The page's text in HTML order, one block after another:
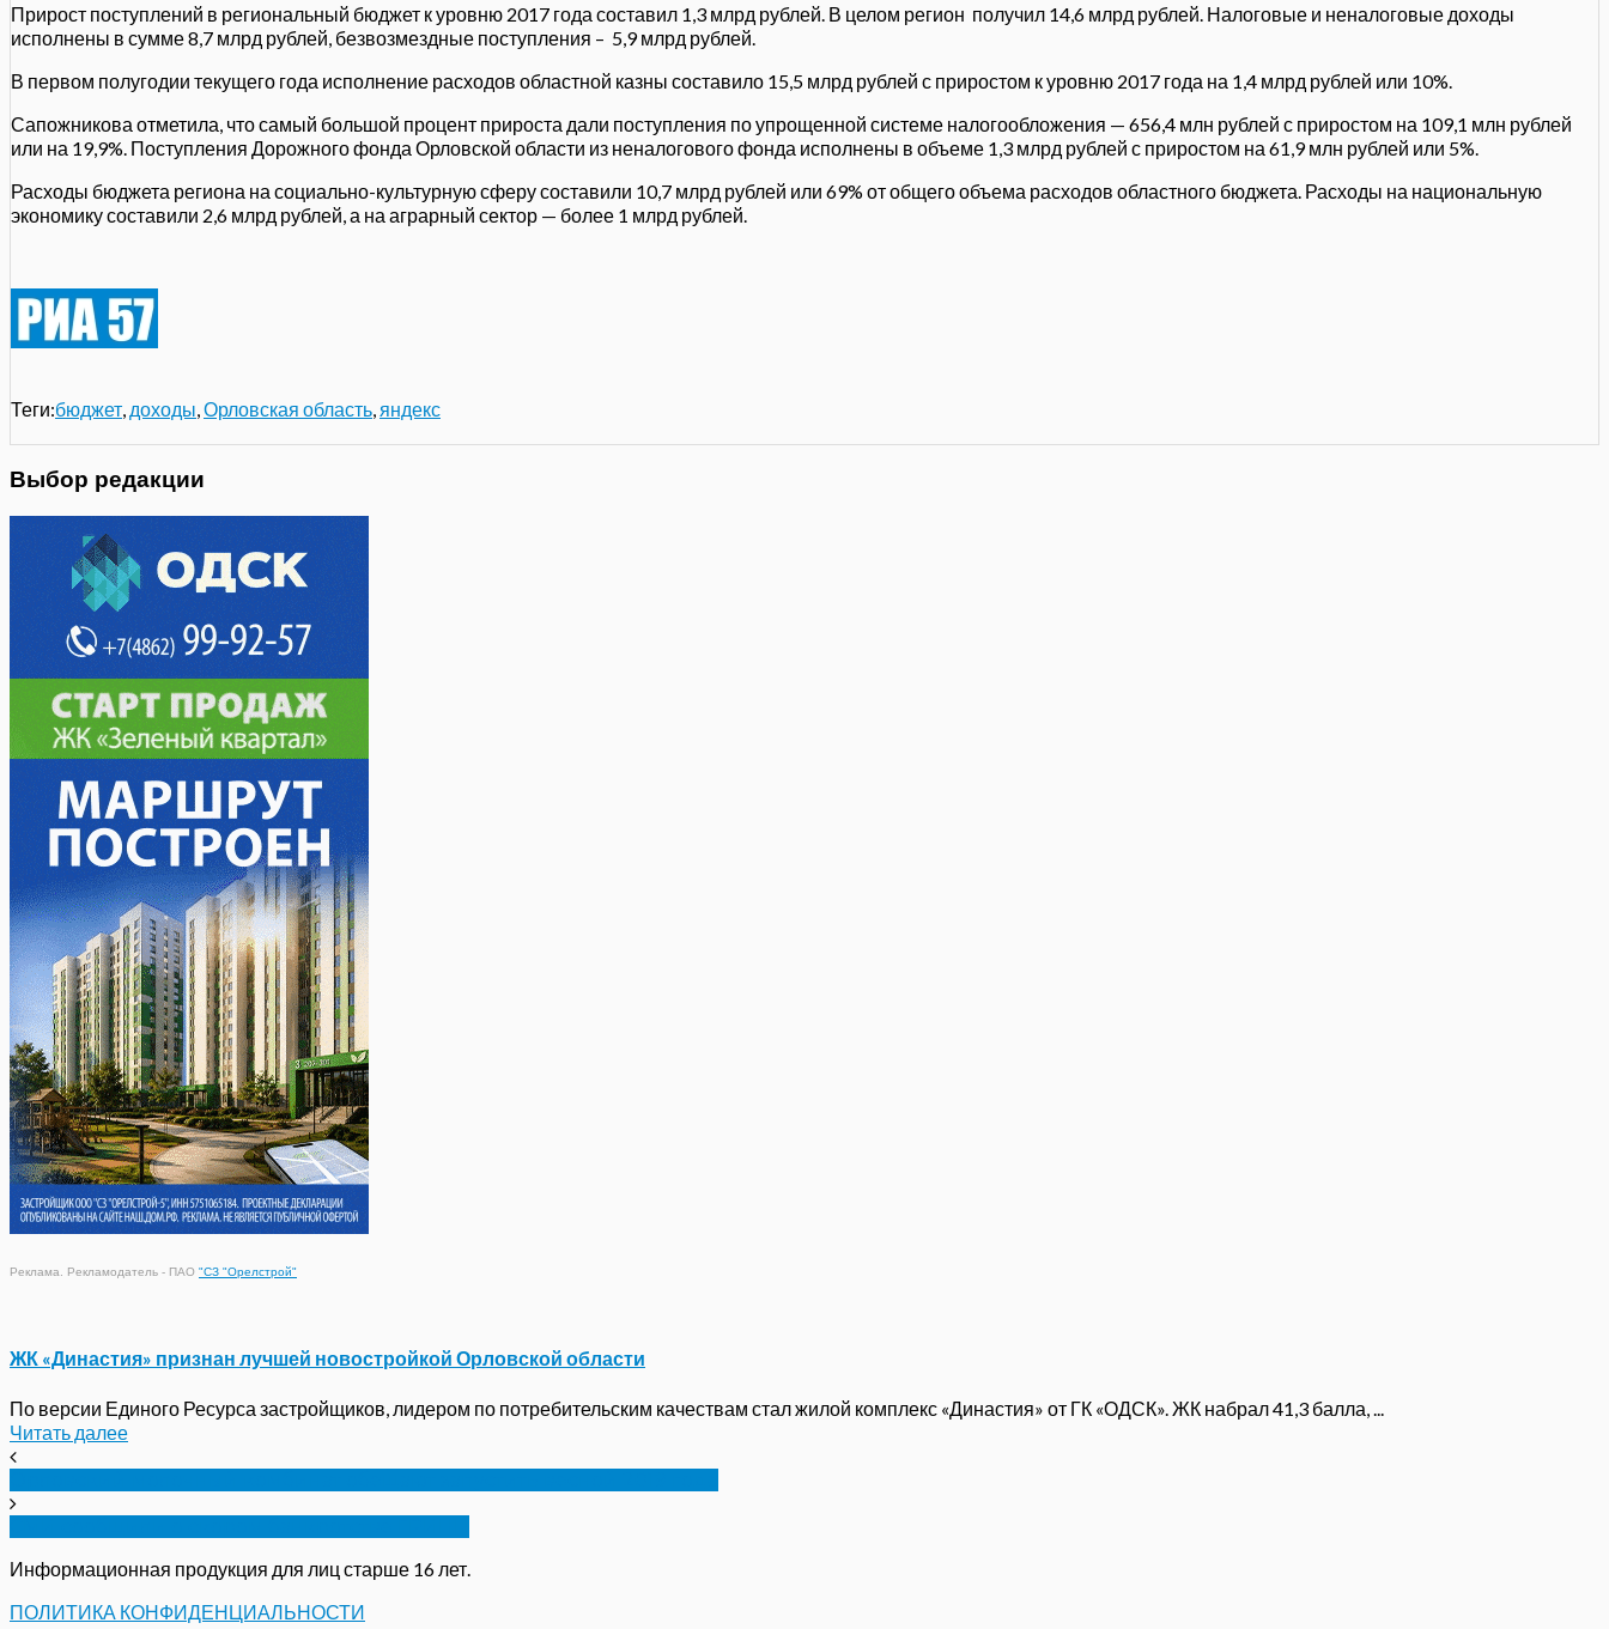
Прирост поступлений в региональный бюджет к уровню 2017 года составил 1,3 млрд рублей. В целом регион получил 14,6 млрд рублей. Налоговые и неналоговые доходы
исполнены в сумме 8,7 млрд рублей, безвозмездные поступления – 5,9 млрд рублей.
В первом полугодии текущего года исполнение расходов областной казны составило 15,5 млрд рублей с приростом к уровню 2017 года на 1,4 млрд рублей или 10%.
Сапожникова отметила, что самый большой процент прироста дали поступления по упрощенной системе налогообложения — 656,4 млн рублей с приростом на 109,1 млн рублей
или на 19,9%. Поступления Дорожного фонда Орловской области из неналогового фонда исполнены в объеме 1,3 млрд рублей с приростом на 61,9 млн рублей или 5%.
Расходы бюджета региона на социально-культурную сферу составили 10,7 млрд рублей или 69% от общего объема расходов областного бюджета. Расходы на национальную
экономику составили 2,6 млрд рублей, а на аграрный сектор — более 1 млрд рублей.
Теги:бюджет доходы Орловская область яндекс
Выбор редакции
Реклама. Рекламодатель - ПАО "СЗ "Орелстрой"
ЖК «Династия» признан лучшей новостройкой Орловской области
По версии Единого Ресурса застройщиков, лидером по потребительским качествам стал жилой комплекс «Династия» от ГК «ОДСК». ЖК набрал 41,3 балла, ...
Читать далее
Информационная продукция для лиц старше 16 лет.
ПОЛИТИКА КОНФИДЕНЦИАЛЬНОСТИ